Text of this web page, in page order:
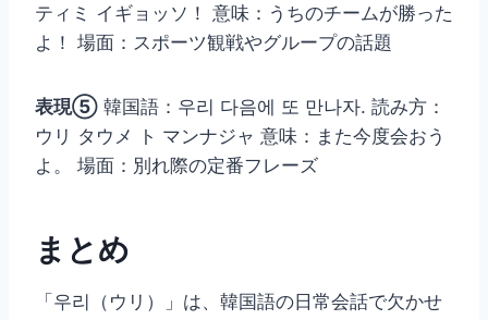
ティミ イギョッソ！ 意味：うちのチームが勝った
よ！ 場面：スポーツ観戦やグループの話題
表現⑤ 韓国語：우리 다음에 또 만나자. 読み方：
ウリ タウメ ト マンナジャ 意味：また今度会おう
よ。 場面：別れ際の定番フレーズ
まとめ
「우리（ウリ）」は、韓国語の日常会話で欠かせ